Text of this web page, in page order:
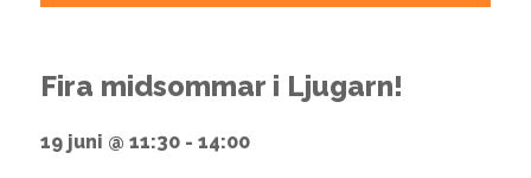
Fira midsommar i Ljugarn!
19 juni @ 11:30- 14:00